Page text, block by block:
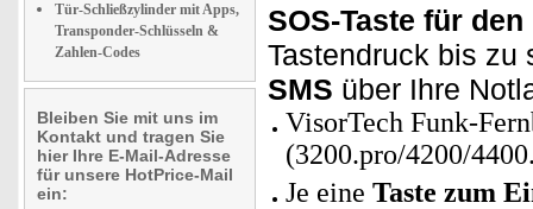
Tür-Schließzylinder mit Apps,
Transponder-Schlüsseln &
Zahlen-Codes
Bleiben Sie mit uns im
Kontakt und tragen Sie
hier Ihre E-Mail-Adresse
für unsere HotPrice-Mail
ein:
SOS-Taste für
Tastendruck bis zu
SMS über Ihre
VisorTech Funk-
(3200.pro/4200/
Je eine Taste zum